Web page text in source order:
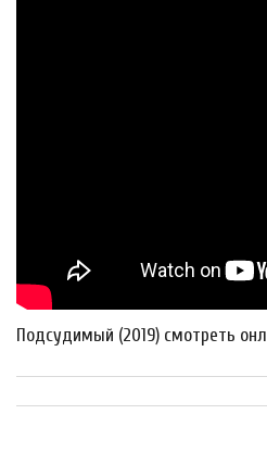
Подсудимый (2019) смотреть